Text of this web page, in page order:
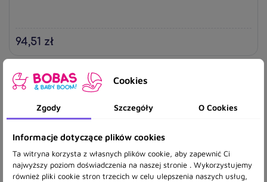
94,51 zł
Cookies
Zgody Szczegóły O Cookies
Informacje dotyczące plików cookies
Ta witryna korzysta z własnych plików cookie, aby zapewnić Ci
najwyższy poziom doświadczenia na naszej stronie . Wykorzystujemy
również pliki cookie stron trzecich w celu ulepszenia naszych usług,